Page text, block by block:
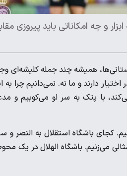
و چه امکاناتی باید پیروزی
همیشه چند جمله کلیشه‌ای
دارند و ما نه. نمی‌دانیم چرا به
با پتک به سر او می‌کوبیم و
کجای باشگاه استقلال به النصر و
می‌زنیم. باشگاه الهلال در یک